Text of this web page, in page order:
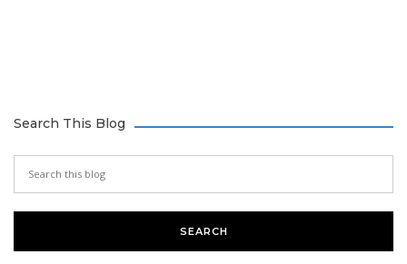
Search This Blog